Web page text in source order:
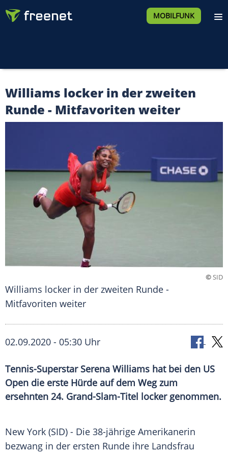
MOBILFUNK
Williams locker in der zweiten
Runde - Mitfavoriten weiter
©SID
Williams locker in der zweiten Runde -
Mitfavoriten weiter
02.09.2020 - 05:30 Uhr
Tennis-Superstar Serena Williams hat bei den US
Open die erste Hürde auf dem Weg zum
ersehnten 24. Grand-Slam-Titel locker genommen.
New York (SID) - Die 38-jährige Amerikanerin
bezwang in der ersten Runde ihre Landsfrau